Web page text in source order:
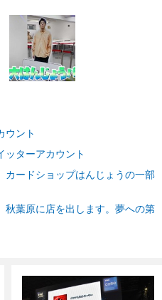
ウント
ッターアカウント
カードショップはんじょうの一部
秋葉原に店を出します。夢への第